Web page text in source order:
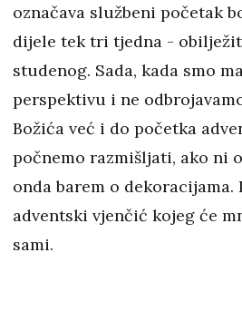
označava službeni početak
dijele tek tri tjedna -
studenog. Sada, kada smo
perspektivu i ne
Božića već i do početka
počnemo razmišljati, ako ni
onda barem o dekoracijama.
adventski vjenčić kojeg će
sami.